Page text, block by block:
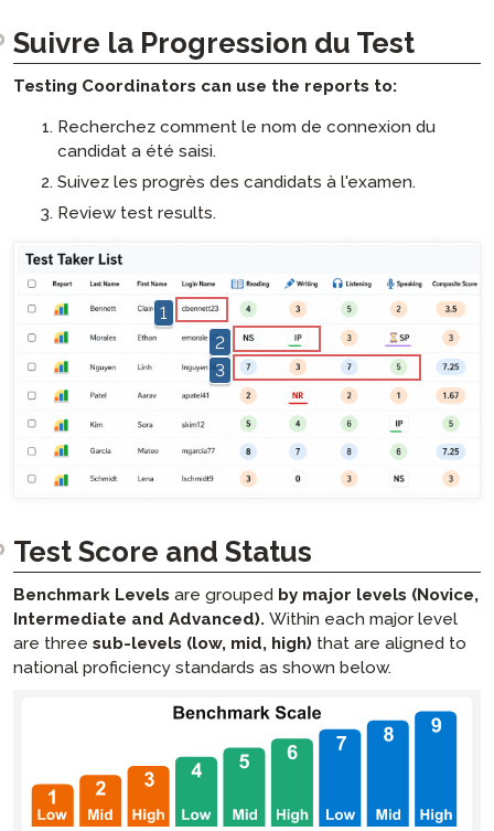
Suivre la Progression du Test
Testing Coordinators can use the reports to:
Recherchez comment le nom de connexion du
candidat a été saisi.
Suivez les progrès des candidats à l'examen.
Review test results.
hotspot
1
hotspot
2
hotspot
3
Test Score and Status
Benchmark Levels are grouped by major levels (Novice,
Intermediate and Advanced). Within each major level
are three sub-levels (low, mid, high) that are aligned to
national proficiency standards as shown below.